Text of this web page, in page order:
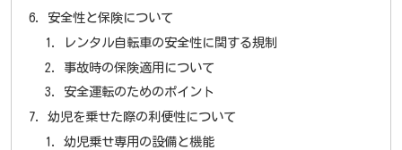
安全性と保険について
レンタル自転車の安全性に関する規制
事故時の保険適用について
安全運転のためのポイント
幼児を乗せた際の利便性について
幼児乗せ専用の設備と機能